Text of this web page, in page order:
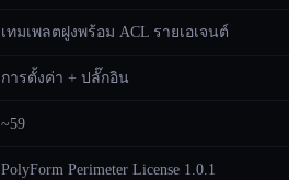
เทมเพลตฝูงพร้อม ACL รายเอเจนต์
การตั้งค่า + ปลั๊กอิน
~59
PolyForm Perimeter License 1.0.1